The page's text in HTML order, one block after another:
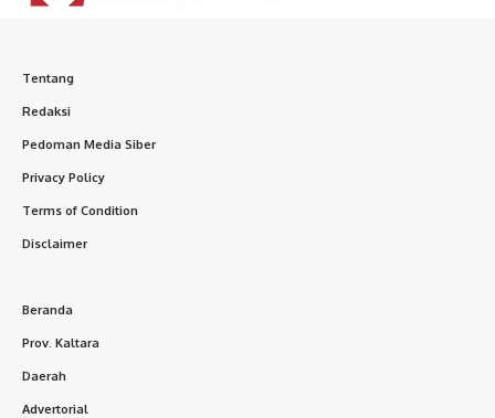
Tentang
Redaksi
Pedoman Media Siber
Privacy Policy
Terms of Condition
Disclaimer
Beranda
Prov. Kaltara
Daerah
Advertorial